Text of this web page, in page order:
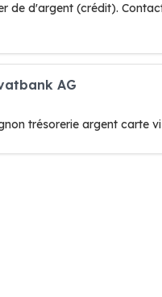
de d'argent (crédit).
AG
trésorerie argent carte